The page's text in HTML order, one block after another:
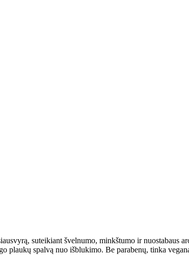
suteikiant švelnumo, minkštumo ir nuostabaus
plaukų spalvą nuo išblukimo. Be parabenų, tinka